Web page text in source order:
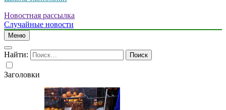
Новостная рассылка
Случайные новости
Меню
Найти:
Заголовки